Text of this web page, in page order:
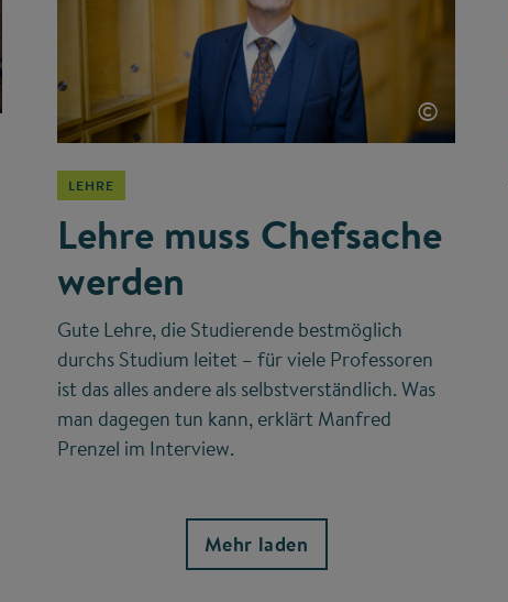
©
LEHRE
Lehre muss Chefsache
werden
Gute Lehre, die Studierende bestmöglich
durchs Studium leitet – für viele Professoren
ist das alles andere als selbstverständlich. Was
man dagegen tun kann, erklärt Manfred
Prenzel im Interview.
Mehr laden